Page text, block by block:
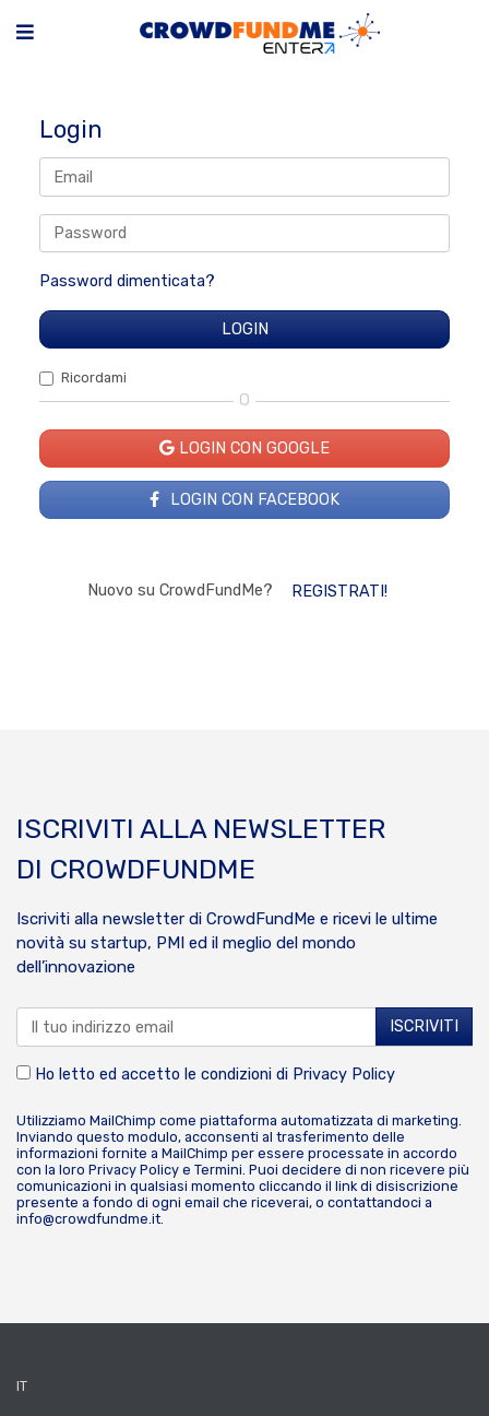
Login
Password dimenticata?
Ricordami
O
LOGIN CON GOOGLE
LOGIN CON FACEBOOK
Nuovo su CrowdFundMe? REGISTRATI!
ISCRIVITI ALLA NEWSLETTER
DI CROWDFUNDME
Iscriviti alla newsletter di CrowdFundMe e ricevi le ultime
novità su startup, PMI ed il meglio del mondo
dell’innovazione
Ho letto ed accetto le condizioni di Privacy Policy
Utilizziamo MailChimp come piattaforma automatizzata di marketing.
Inviando questo modulo, acconsenti al trasferimento delle
informazioni fornite a MailChimp per essere processate in accordo
con la loro Privacy Policy e Termini. Puoi decidere di non ricevere più
comunicazioni in qualsiasi momento cliccando il link di disiscrizione
presente a fondo di ogni email che riceverai, o contattandoci a
info@crowdfundme.it.
IT